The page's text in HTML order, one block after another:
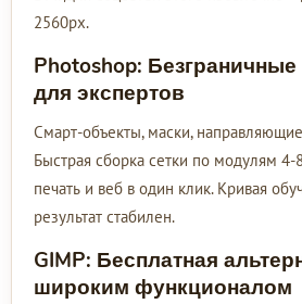
2560px.
Photoshop:
для экспертов
Смарт-объекты, маски,
Быстрая сборка сетки по модулям 4-
печать и веб в один клик. Кривая
результат стабилен.
GIMP: Бесплатная
широким функционалом